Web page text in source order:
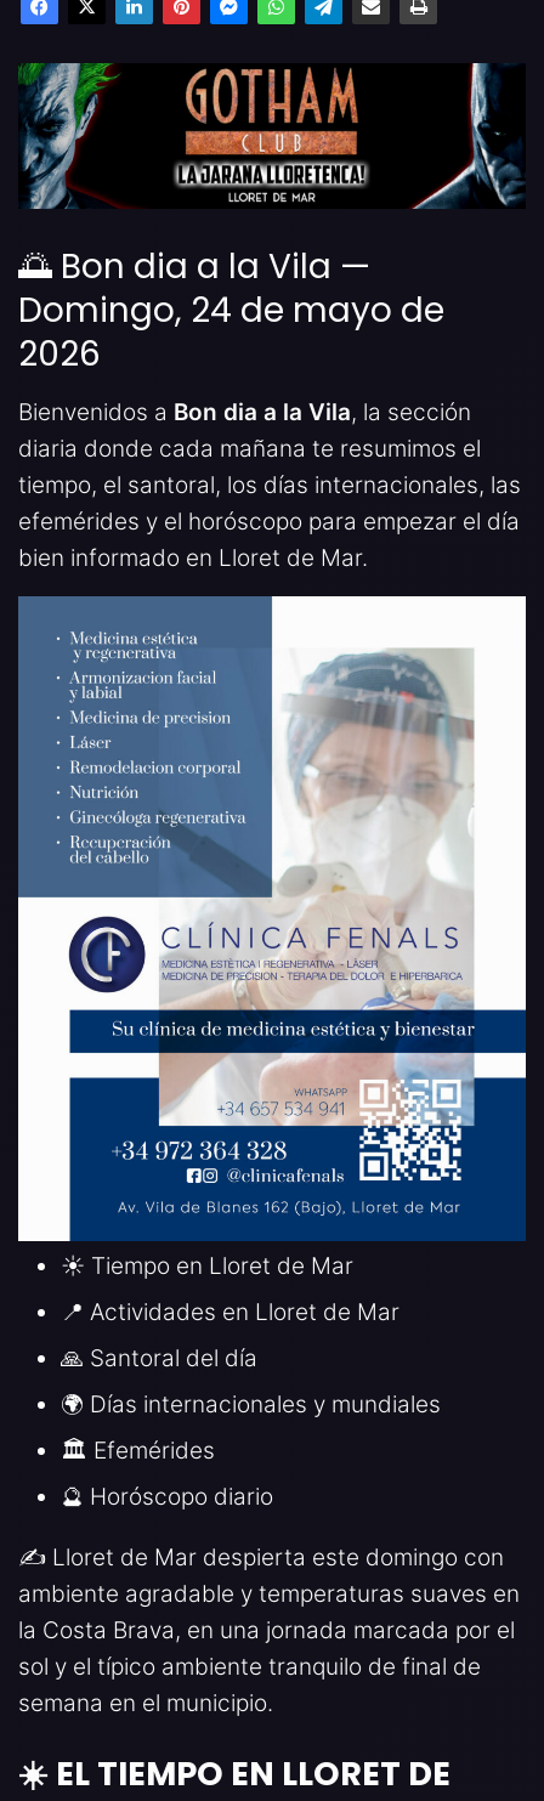
🌅 Bon dia a la Vila —
Domingo, 24 de mayo de
2026
Bienvenidos a Bon dia a la Vila, la sección
diaria donde cada mañana te resumimos el
tiempo, el santoral, los días internacionales, las
efemérides y el horóscopo para empezar el día
bien informado en Lloret de Mar.
☀️ Tiempo en Lloret de Mar
📍 Actividades en Lloret de Mar
🙏 Santoral del día
🌍 Días internacionales y mundiales
🏛️ Efemérides
🔮 Horóscopo diario
✍️ Lloret de Mar despierta este domingo con
ambiente agradable y temperaturas suaves en
la Costa Brava, en una jornada marcada por el
sol y el típico ambiente tranquilo de final de
semana en el municipio.
☀️ EL TIEMPO EN LLORET DE